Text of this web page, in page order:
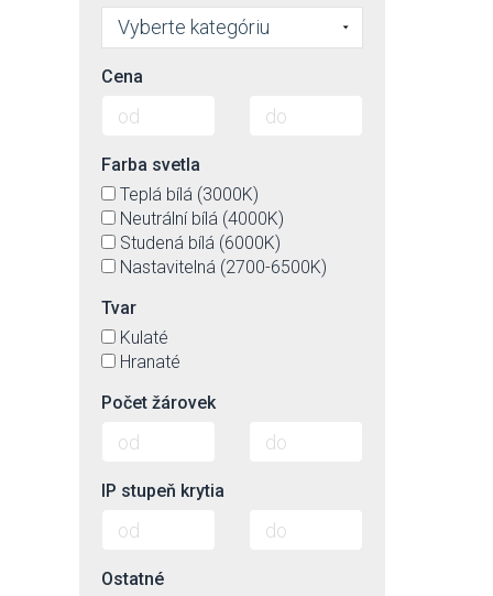
Vyberte kategóriu
Cena
Farba svetla
Teplá bílá (3000K)
Neutrální bílá (4000K)
Studená bílá (6000K)
Nastavitelná (2700-6500K)
Tvar
Kulaté
Hranaté
Počet žárovek
IP stupeň krytia
Ostatné